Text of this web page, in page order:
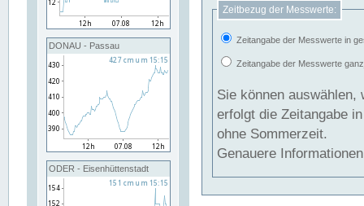
DONAU - Passau
ODER - Eisenhüttenstadt
Zeitbezug der Messwerte:
Zeitangabe der Messwerte in
Zeitangabe der Messwerte
Sie können auswählen,
erfolgt die Zeitangabe
ohne Sommerzeit.
Genauere